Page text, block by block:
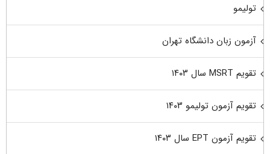
تولیمو
آزمون زبان دانشگاه تهران
تقویم MSRT سال ۱۴۰۳
تقویم آزمون تولیمو ۱۴۰۳
تقویم آزمون EPT سال ۱۴۰۳